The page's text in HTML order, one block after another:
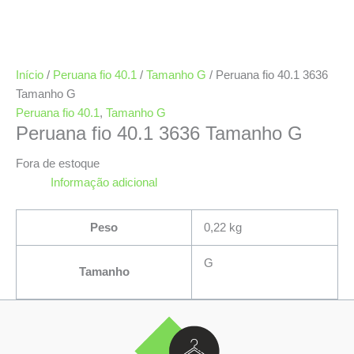
Início / Peruana fio 40.1 / Tamanho G / Peruana fio 40.1 3636
Tamanho G
Peruana fio 40.1 , Tamanho G
Peruana fio 40.1 3636 Tamanho G
Fora de estoque
Informação adicional
Peso 0,22 kg
Tamanho
G